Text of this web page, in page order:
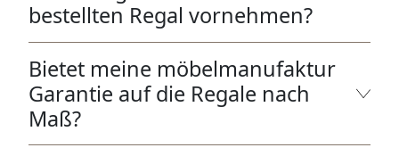
bestellten Regal vornehmen?
Bietet meine möbelmanufaktur
Garantie auf die Regale nach
Maß?